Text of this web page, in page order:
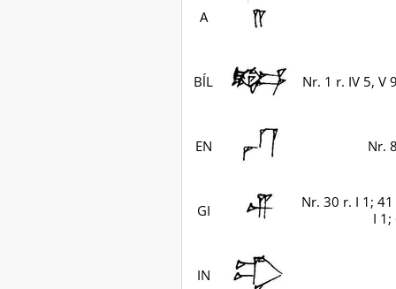
A
BĺL Nr. 1 r. IV 5, V
EN Nr.
GI
Nr. 30 r. I 1;
I 1;
IN